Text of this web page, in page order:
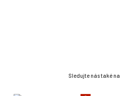
Sledujte nás také na